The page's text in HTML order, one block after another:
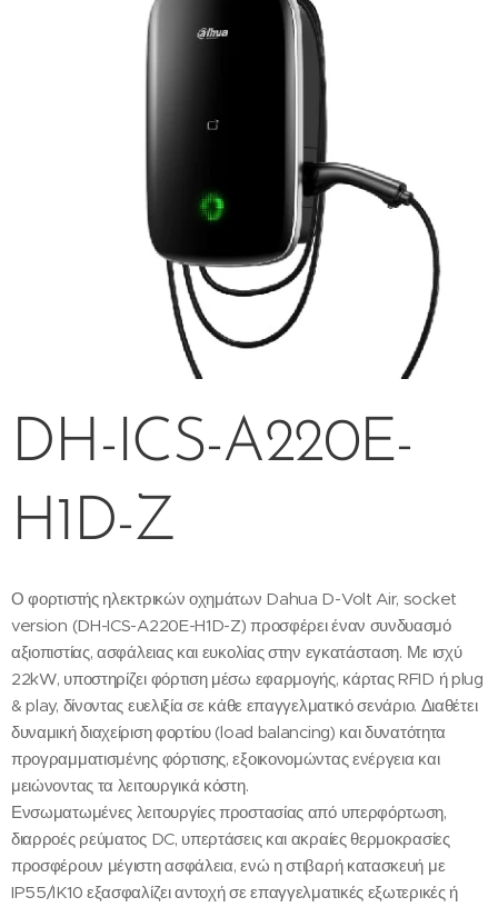
DH-ICS-A220E-
H1D-Z
Ο φορτιστής ηλεκτρικών οχημάτων Dahua D-Volt Air, socket
version (DH-ICS-A220E-H1D-Z) προσφέρει έναν συνδυασμό
αξιοπιστίας, ασφάλειας και ευκολίας στην εγκατάσταση. Με ισχύ
22kW, υποστηρίζει φόρτιση μέσω εφαρμογής, κάρτας RFID ή plug
& play, δίνοντας ευελιξία σε κάθε επαγγελματικό σενάριο. Διαθέτει
δυναμική διαχείριση φορτίου (load balancing) και δυνατότητα
προγραμματισμένης φόρτισης, εξοικονομώντας ενέργεια και
μειώνοντας τα λειτουργικά κόστη.
Ενσωματωμένες λειτουργίες προστασίας από υπερφόρτωση,
διαρροές ρεύματος DC, υπερτάσεις και ακραίες θερμοκρασίες
προσφέρουν μέγιστη ασφάλεια, ενώ η στιβαρή κατασκευή με
IP55/IK10 εξασφαλίζει αντοχή σε επαγγελματικές εξωτερικές ή